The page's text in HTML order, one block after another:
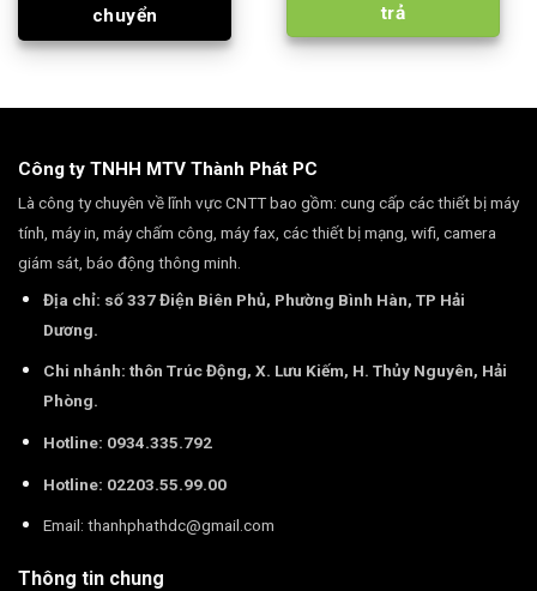
chuyển
trả
Công ty TNHH MTV Thành Phát PC
Là công ty chuyên về lĩnh vực CNTT bao gồm: cung cấp các thiết bị máy
tính, máy in, máy chấm công, máy fax, các thiết bị mạng, wifi, camera
giám sát, báo động thông minh.
Địa chỉ: số 337 Điện Biên Phủ, Phường Bình Hàn, TP Hải
Dương.
Chi nhánh: thôn Trúc Động, X. Lưu Kiếm, H. Thủy Nguyên, Hải
Phòng.
Hotline: 0934.335.792
Hotline: 02203.55.99.00
Email: thanhphathdc@gmail.com
Thông tin chung